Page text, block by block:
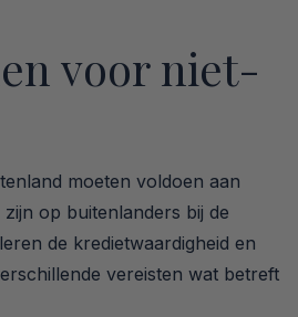
voor niet-
moeten voldoen aan
op buitenlanders bij de
de kredietwaardigheid en
vereisten wat betreft